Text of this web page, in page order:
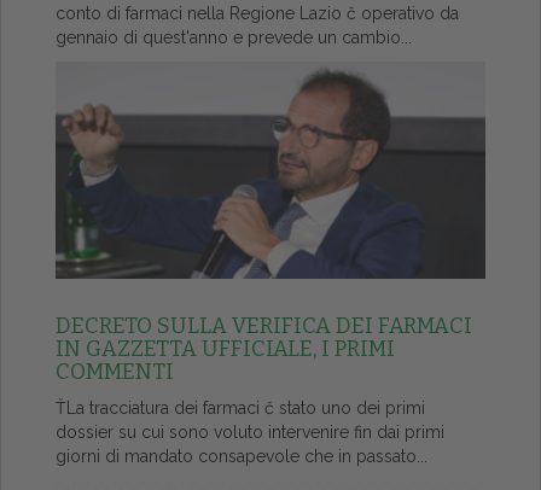
conto di farmaci nella Regione Lazio č operativo da
gennaio di quest'anno e prevede un cambio...
DECRETO SULLA VERIFICA DEI FARMACI
IN GAZZETTA UFFICIALE, I PRIMI
COMMENTI
ŤLa tracciatura dei farmaci č stato uno dei primi
dossier su cui sono voluto intervenire fin dai primi
giorni di mandato consapevole che in passato...